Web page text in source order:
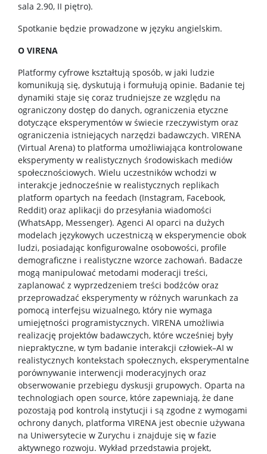
sala 2.90, II piętro).
Spotkanie będzie prowadzone w języku angielskim.
O VIRENA
Platformy cyfrowe kształtują sposób, w jaki ludzie
komunikują się, dyskutują i formułują opinie. Badanie tej
dynamiki staje się coraz trudniejsze ze względu na
ograniczony dostęp do danych, ograniczenia etyczne
dotyczące eksperymentów w świecie rzeczywistym oraz
ograniczenia istniejących narzędzi badawczych. VIRENA
(Virtual Arena) to platforma umożliwiająca kontrolowane
eksperymenty w realistycznych środowiskach mediów
społecznościowych. Wielu uczestników wchodzi w
interakcje jednocześnie w realistycznych replikach
platform opartych na feedach (Instagram, Facebook,
Reddit) oraz aplikacji do przesyłania wiadomości
(WhatsApp, Messenger). Agenci AI oparci na dużych
modelach językowych uczestniczą w eksperymencie obok
ludzi, posiadając konfigurowalne osobowości, profile
demograficzne i realistyczne wzorce zachowań. Badacze
mogą manipulować metodami moderacji treści,
zaplanować z wyprzedzeniem treści bodźców oraz
przeprowadzać eksperymenty w różnych warunkach za
pomocą interfejsu wizualnego, który nie wymaga
umiejętności programistycznych. VIRENA umożliwia
realizację projektów badawczych, które wcześniej były
niepraktyczne, w tym badanie interakcji człowiek–AI w
realistycznych kontekstach społecznych, eksperymentalne
porównywanie interwencji moderacyjnych oraz
obserwowanie przebiegu dyskusji grupowych. Oparta na
technologiach open source, które zapewniają, że dane
pozostają pod kontrolą instytucji i są zgodne z wymogami
ochrony danych, platforma VIRENA jest obecnie używana
na Uniwersytecie w Zurychu i znajduje się w fazie
aktywnego rozwoju. Wykład przedstawia projekt,